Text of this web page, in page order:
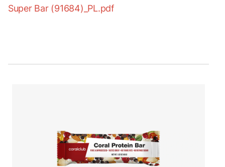
Super Bar (91684)_PL.pdf